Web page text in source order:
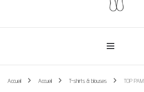
Les perles de Léa
Accueil Accueil T-shirts & blouses TOP PAM